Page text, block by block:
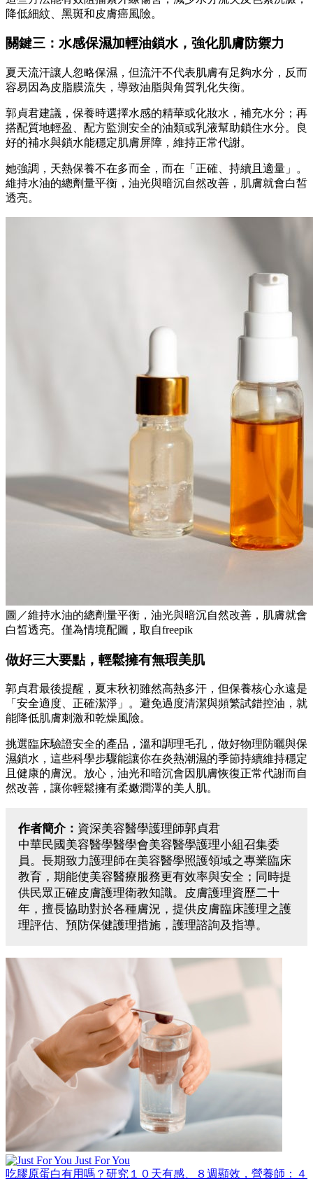
降低細紋、黑斑和皮膚癌風險。
關鍵三：水感保濕加輕油鎖水，強化肌膚防禦力
夏天流汗讓人忽略保濕，但流汗不代表肌膚有足夠水分，反而
容易因為皮脂膜流失，導致油脂與角質乳化失衡。
郭貞君建議，保養時選擇水感的精華或化妝水，補充水分；再
搭配質地輕盈、配方監測安全的油類或乳液幫助鎖住水分。良
好的補水與鎖水能穩定肌膚屏障，維持正常代謝。
她強調，天熱保養不在多而全，而在「正確、持續且適量」。
維持水油的總劑量平衡，油光與暗沉自然改善，肌膚就會白皙
透亮。
圖／維持水油的總劑量平衡，油光與暗沉自然改善，肌膚就會
白皙透亮。僅為情境配圖，取自freepik
做好三大要點，輕鬆擁有無瑕美肌
郭貞君最後提醒，夏末秋初雖然高熱多汗，但保養核心永遠是
「安全適度、正確潔淨」。避免過度清潔與頻繁試錯控油，就
能降低肌膚刺激和乾燥風險。
挑選臨床驗證安全的產品，溫和調理毛孔，做好物理防曬與保
濕鎖水，這些科學步驟能讓你在炎熱潮濕的季節持續維持穩定
且健康的膚況。放心，油光和暗沉會因肌膚恢復正常代謝而自
然改善，讓你輕鬆擁有柔嫩潤澤的美人肌。
作者簡介： 資深美容醫學護理師郭貞君
中華民國美容醫學醫學會美容醫學護理小組召集委
員。長期致力護理師在美容醫學照護領域之專業臨床
教育，期能使美容醫療服務更有效率與安全；同時提
供民眾正確皮膚護理衛教知識。皮膚護理資歷二十
年，擅長協助對於各種膚況，提供皮膚臨床護理之護
理評估、預防保健護理措施，護理諮詢及指導。
Just For You
吃膠原蛋白有用嗎？研究１０天有感、８週顯效，營養師：４